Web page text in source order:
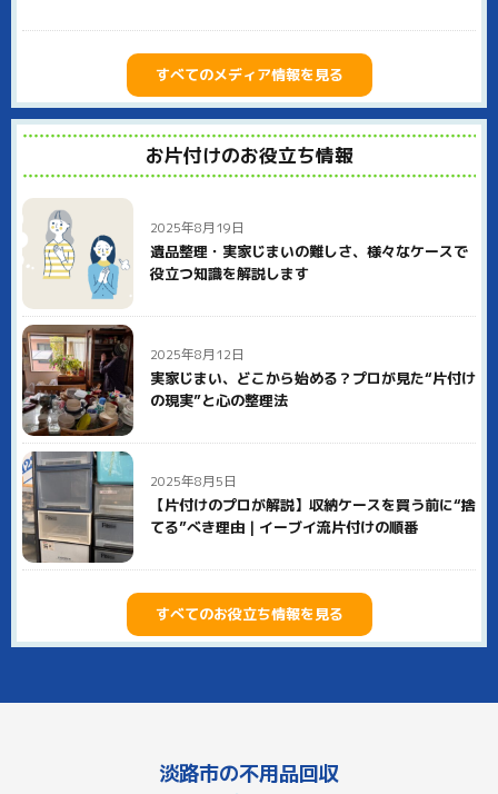
すべてのメディア情報を見る
お片付けのお役立ち情報
2025年8月19日
遺品整理・実家じまいの難しさ、様々なケースで
役立つ知識を解説します
2025年8月12日
実家じまい、どこから始める？プロが見た“片付け
の現実”と心の整理法
2025年8月5日
【片付けのプロが解説】収納ケースを買う前に“捨
てる”べき理由｜イーブイ流片付けの順番
すべてのお役立ち情報を見る
淡路市の不用品回収